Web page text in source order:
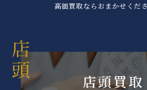
高価買取ならおまかせくださ
店頭買取